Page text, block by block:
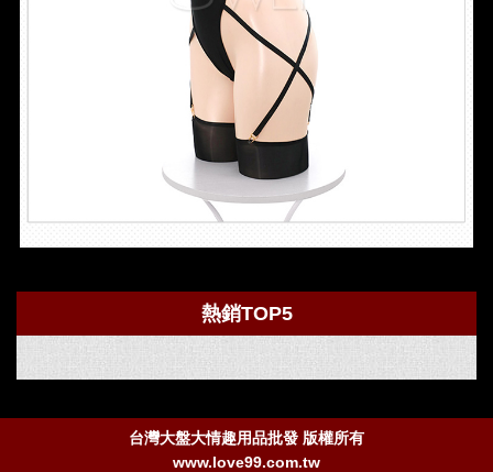
熱銷TOP5
台灣大盤大情趣用品批發 版權所有
www.love99.com.tw